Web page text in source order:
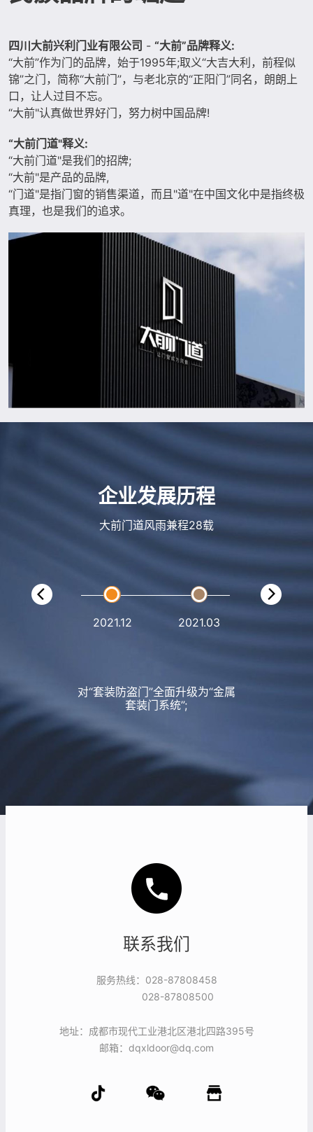
四川大前兴利门业有限公司 - “大前”品牌释义:
“大前”作为门的品牌，始于1995年;取义“大吉大利，前程似
锦”之门，简称“大前门”，与老北京的“正阳门”同名，朗朗上
口，让人过目不忘。
“大前"认真做世界好门，努力树中国品牌!
“大前门道"释义:
“大前门道"是我们的招牌;
“大前"是产品的品牌,
“门道"是指门窗的销售渠道，而且"道"在中国文化中是指终极
真理，也是我们的追求。
企业发展历程
大前门道风雨兼程28载
2021.12 2021.03
对“套装防盗门”全面升级为“金属
套装门系统”;
联系我们
服务热线：028-87808458
028-87808500
地址：成都市现代工业港北区港北四路395号
邮箱：dqxldoor@dq.com